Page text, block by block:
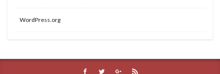
WordPress.org